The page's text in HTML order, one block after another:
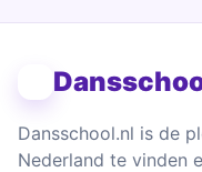
Dansschool.nl is de
Nederland te vinden